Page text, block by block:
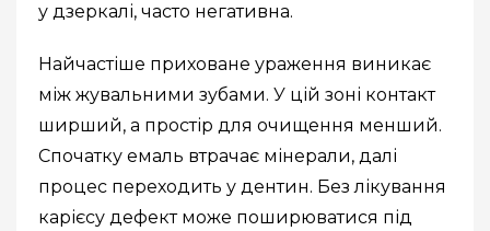
у дзеркалі, часто негативна.
Найчастіше приховане ураження виникає
між жувальними зубами. У цій зоні контакт
ширший, а простір для очищення менший.
Спочатку емаль втрачає мінерали, далі
процес переходить у дентин. Без лікування
карієсу дефект може поширюватися під